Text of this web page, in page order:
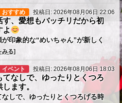
おすすめ 投稿日: 2026年08月06日 22:06
、愛想もバッチリだから初
よ
印象的な“めいちゃん”が新しく
みる]
イベント 投稿日: 2026年08月06日 18:03
てなしで、ゆったりとくつろ
ます。
しで、ゆったりとくつろげる時